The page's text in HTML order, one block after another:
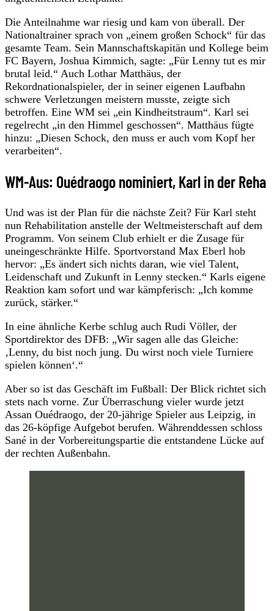
Die Anteilnahme war riesig und kam von überall. Der
Nationaltrainer sprach von „einem großen Schock“ für das
gesamte Team. Sein Mannschaftskapitän und Kollege beim
FC Bayern, Joshua Kimmich, sagte: „Für Lenny tut es mir
brutal leid.“ Auch Lothar Matthäus, der
Rekordnationalspieler, der in seiner eigenen Laufbahn
schwere Verletzungen meistern musste, zeigte sich
betroffen. Eine WM sei „ein Kindheitstraum“. Karl sei
regelrecht „in den Himmel geschossen“. Matthäus fügte
hinzu: „Diesen Schock, den muss er auch vom Kopf her
verarbeiten“.
WM-Aus: Ouédraogo nominiert, Karl in der Reha
Und was ist der Plan für die nächste Zeit? Für Karl steht
nun Rehabilitation anstelle der Weltmeisterschaft auf dem
Programm. Von seinem Club erhielt er die Zusage für
uneingeschränkte Hilfe. Sportvorstand Max Eberl hob
hervor: „Es ändert sich nichts daran, wie viel Talent,
Leidenschaft und Zukunft in Lenny stecken.“ Karls eigene
Reaktion kam sofort und war kämpferisch: „Ich komme
zurück, stärker.“
In eine ähnliche Kerbe schlug auch Rudi Völler, der
Sportdirektor des DFB: „Wir sagen alle das Gleiche:
‚Lenny, du bist noch jung. Du wirst noch viele Turniere
spielen können‘.“
Aber so ist das Geschäft im Fußball: Der Blick richtet sich
stets nach vorne. Zur Überraschung vieler wurde jetzt
Assan Ouédraogo, der 20-jährige Spieler aus Leipzig, in
das 26-köpfige Aufgebot berufen. Währenddessen schloss
Sané in der Vorbereitungspartie die entstandene Lücke auf
der rechten Außenbahn.